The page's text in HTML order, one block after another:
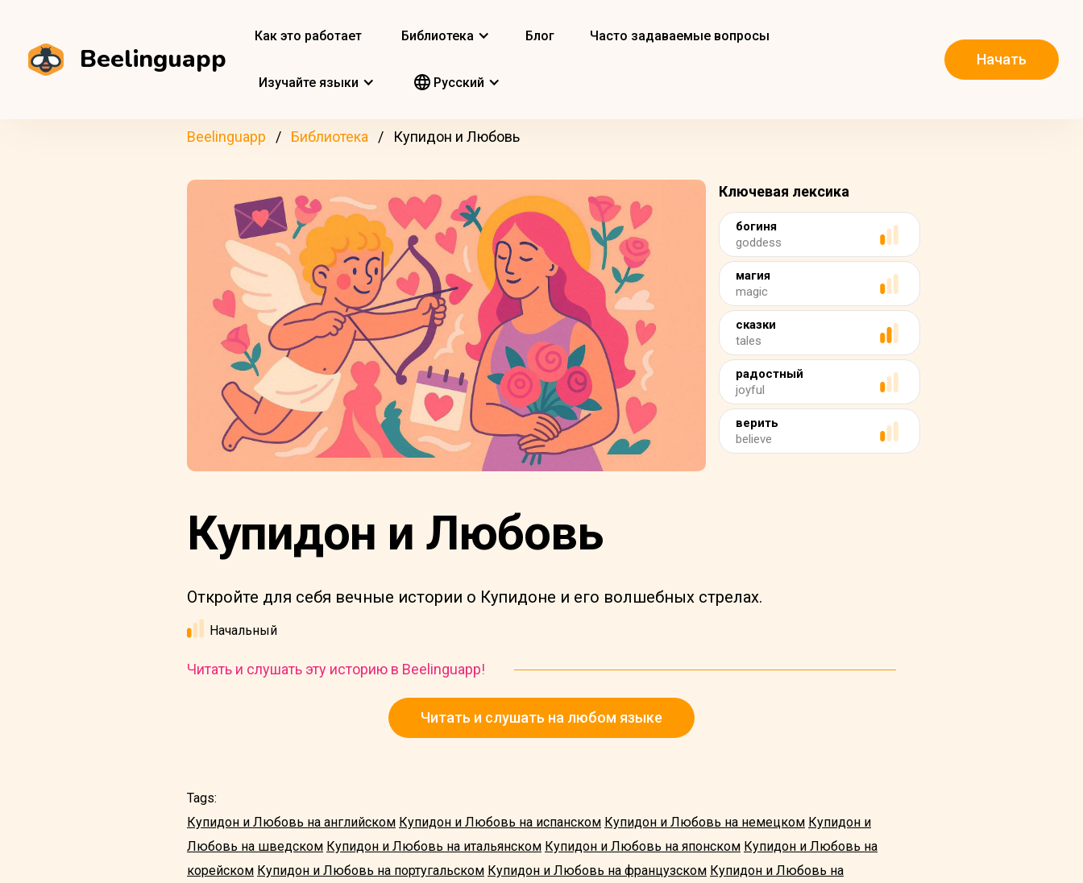
Beelinguapp
Как это работает Библиотека Блог Часто задаваемые вопросы
Изучайте языки Pусский
Начать
Beelinguapp Библиотека Купидон и Любовь
Ключевая лексика
богиня
goddess
магия
magic
сказки
tales
радостный
joyful
верить
believe
Купидон и Любовь
Откройте для себя вечные истории о Купидоне и его волшебных стрелах.
Начальный
Читать и слушать эту историю в Beelinguapp!
Читать и слушать на любом языке
Tags:
Купидон и Любовь на английском Купидон и Любовь на испанском Купидон и Любовь на немецком Купидон и
Любовь на шведском Купидон и Любовь на итальянском Купидон и Любовь на японском Купидон и Любовь на
корейском Купидон и Любовь на португальском Купидон и Любовь на французском Купидон и Любовь на